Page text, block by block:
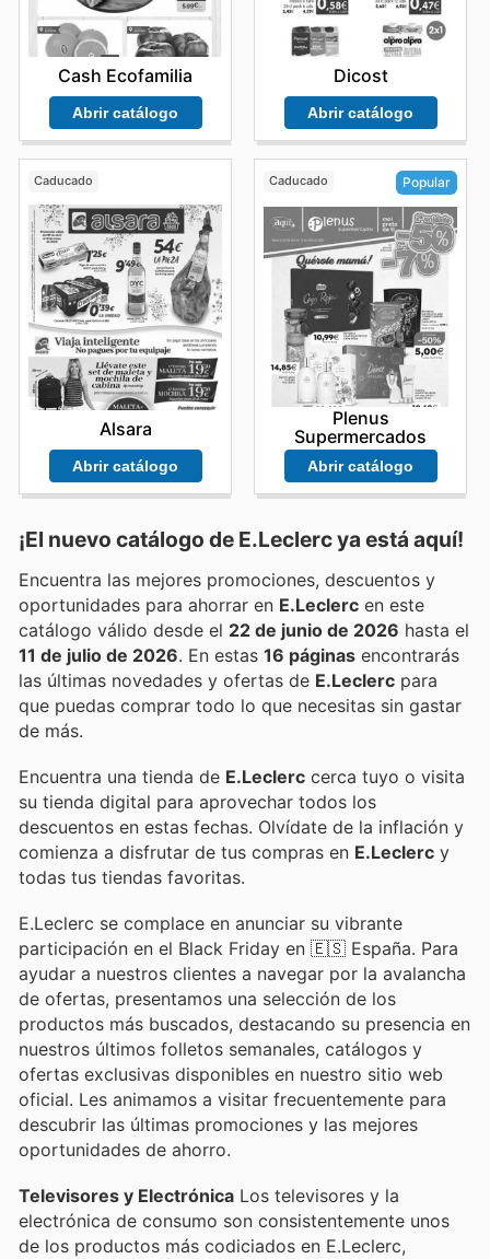
Cash Ecofamilia
Abrir catálogo
Dicost
Abrir catálogo
Caducado
Alsara
Abrir catálogo
Caducado Popular
Plenus
Supermercados
Abrir catálogo
¡El nuevo catálogo de E.Leclercya está aquí!
Encuentra las mejores promociones, descuentos y
oportunidades para ahorrar en E.Leclerc en este
catálogo válido desde el 22 de junio de 2026 hasta el
11 de julio de 2026 . En estas 16 páginas encontrarás
las últimas novedades y ofertas de E.Leclerc para
que puedas comprar todo lo que necesitas sin gastar
de más.
Encuentra una tienda de E.Leclerc cerca tuyo o visita
su tienda digital para aprovechar todos los
descuentos en estas fechas. Olvídate de la inflación y
comienza a disfrutar de tus compras en E.Leclerc y
todas tus tiendas favoritas.
E.Leclerc se complace en anunciar su vibrante
participación en el Black Friday en 🇪🇸 España. Para
ayudar a nuestros clientes a navegar por la avalancha
de ofertas, presentamos una selección de los
productos más buscados, destacando su presencia en
nuestros últimos folletos semanales, catálogos y
ofertas exclusivas disponibles en nuestro sitio web
oficial. Les animamos a visitar frecuentemente para
descubrir las últimas promociones y las mejores
oportunidades de ahorro.
Televisores y Electrónica Los televisores y la
electrónica de consumo son consistentemente unos
de los productos más codiciados en E.Leclerc,